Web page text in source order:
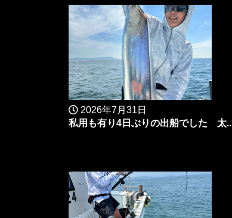
2026年7月31日
私用も有り4日ぶりの出船でした 太..